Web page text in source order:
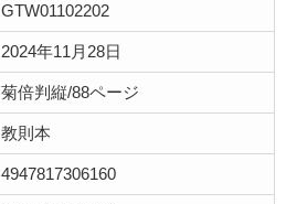
GTW01102202
2024年11月28日
菊倍判縦/88ページ
教則本
4947817306160